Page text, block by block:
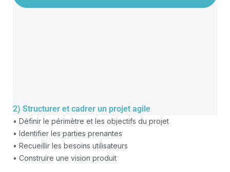
2) Structurer et cadrer un projet agile
• Définir le périmètre et les objectifs du projet
• Identifier les parties prenantes
• Recueillir les besoins utilisateurs
• Construire une vision produit